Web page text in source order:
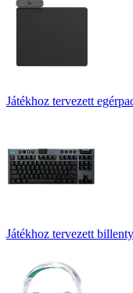
Játékhoz tervezett
Játékhoz tervezett